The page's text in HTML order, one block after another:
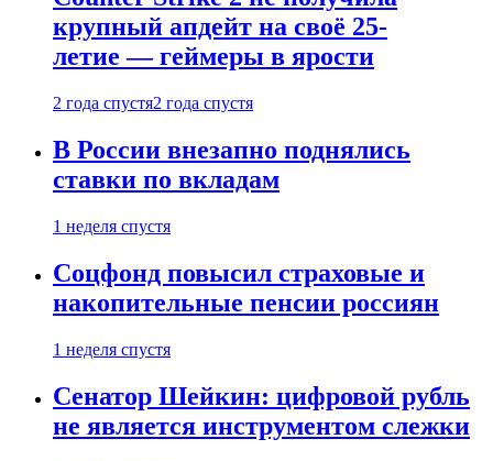
крупный апдейт на своё 25-
летие — геймеры в ярости
2 года спустя2 года спустя
В России внезапно поднялись
ставки по вкладам
1 неделя спустя
Соцфонд повысил страховые и
накопительные пенсии россиян
1 неделя спустя
Сенатор Шейкин: цифровой рубль
не является инструментом слежки